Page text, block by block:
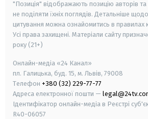
"Позиція" відображають позицію авторів
не поділяти їхніх поглядів. Детальніше
цитування можна ознайомитись в правилах
Усі права захищені. Матеріали сайту
року (21+)
Онлайн-медіа «24 Канал»
пл. Галицька, буд. 15, м. Львів, 79008
Телефон +380 (32) 229-77-77
Адреса електронної пошти —
Ідентифікатор онлайн-медіа в Реєстрі
R40-06057